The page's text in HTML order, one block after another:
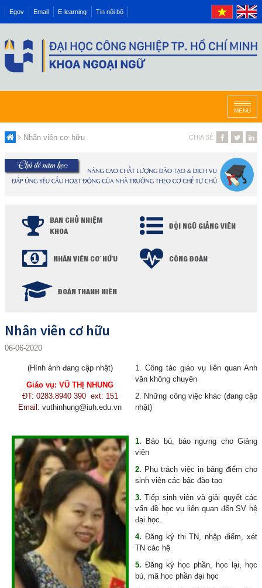
Egov Email E-learning Tin nội bộ
MENU
Nhân viên cơ hữu CHIA SẺ
BAN CHỦ NHIỆM
KHOA
ĐỘI NGŨ GIẢNG VIÊN
NHÂN VIÊN CƠ HỮU CÔNG ĐOÀN
ĐOÀN THANH NIÊN
Nhân viên cơ hữu
06-06-2020
(Hình ảnh đang cập nhật)
Giáo vụ: VŨ THỊ NHUNG
ĐT: 0283.8940 390ext: 151
Email: vuthinhung@iuh.edu.vn
1. Công tác giáo vụ liên quan Anh
văn không chuyên
2. Những công việc khác (đang cập
nhật)
1.
Báo bù, báo ngưng cho Giảng
viên
2. Phụ trách việc in bảng điểm cho
sinh viên các bậc đào tạo
3.Tiếp sinh viên và giải quyết các
vấn đề học vụ liên quan đến SV hệ
đại học.
4. Đăng ký thi TN, nhập điểm, xét
TN các hệ
5. Đăng ký học phần, học lại, học
bù, mã học phần đại học